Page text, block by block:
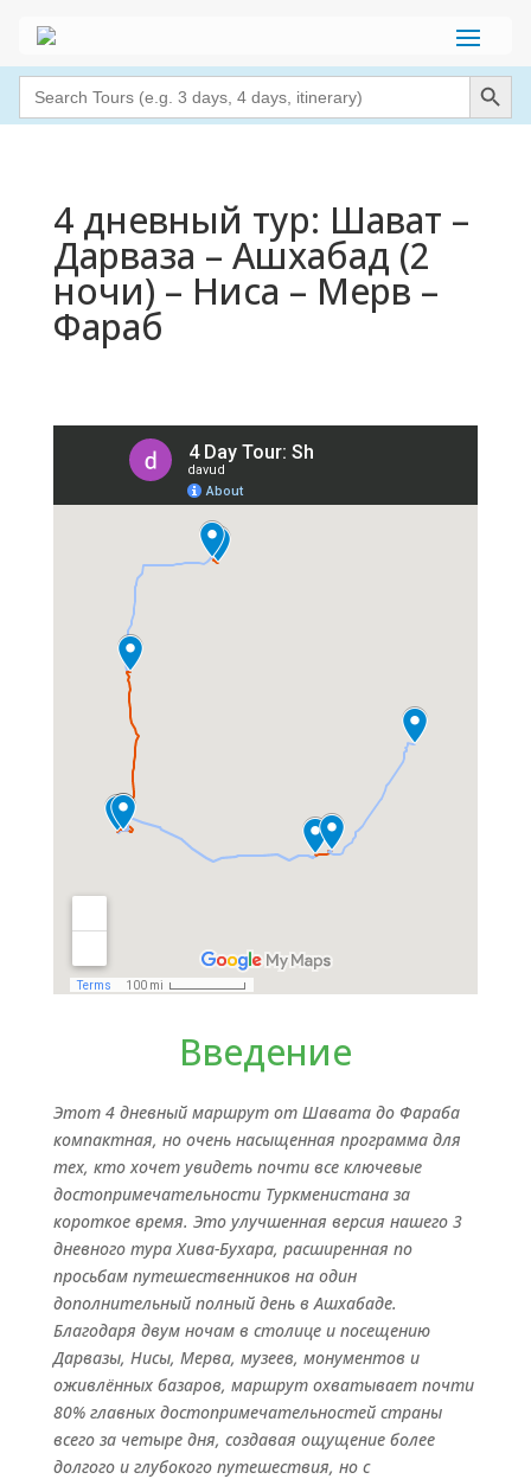
Search
for:
Search Button
4 дневный тур: Шават –
Дарваза – Ашхабад (2
ночи) – Ниса – Мерв –
Фараб
Введение
Этот 4 дневный маршрут от Шавата до Фараба
компактная, но очень насыщенная программа для
тех, кто хочет увидеть почти все ключевые
достопримечательности Туркменистана за
короткое время. Это улучшенная версия нашего 3
дневного тура Хива-Бухара, расширенная по
просьбам путешественников на один
дополнительный полный день в Ашхабаде.
Благодаря двум ночам в столице и посещению
Дарвазы, Нисы, Мерва, музеев, монументов и
оживлённых базаров, маршрут охватывает почти
80% главных достопримечательностей страны
всего за четыре дня, создавая ощущение более
долгого и глубокого путешествия, но с